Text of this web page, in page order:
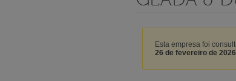
Esta empresa foi
26 de fevereiro de 2026